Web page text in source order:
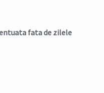
fata de zilele